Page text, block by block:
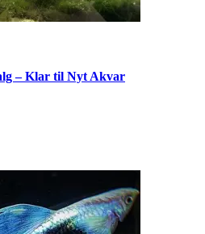
– Klar til Nyt Akvar